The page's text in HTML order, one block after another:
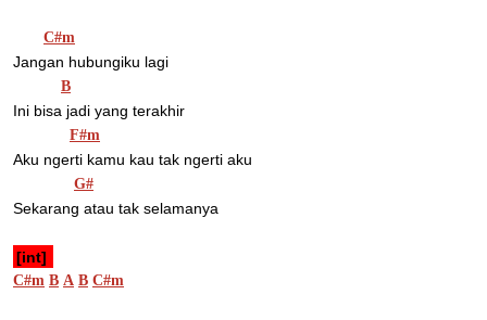
C#m
Jangan hubungiku lagi
B
Ini bisa jadi yang terakhir
F#m
Aku ngerti kamu kau tak ngerti aku
G#
Sekarang atau tak selamanya
[int]
C#m B A B C#m